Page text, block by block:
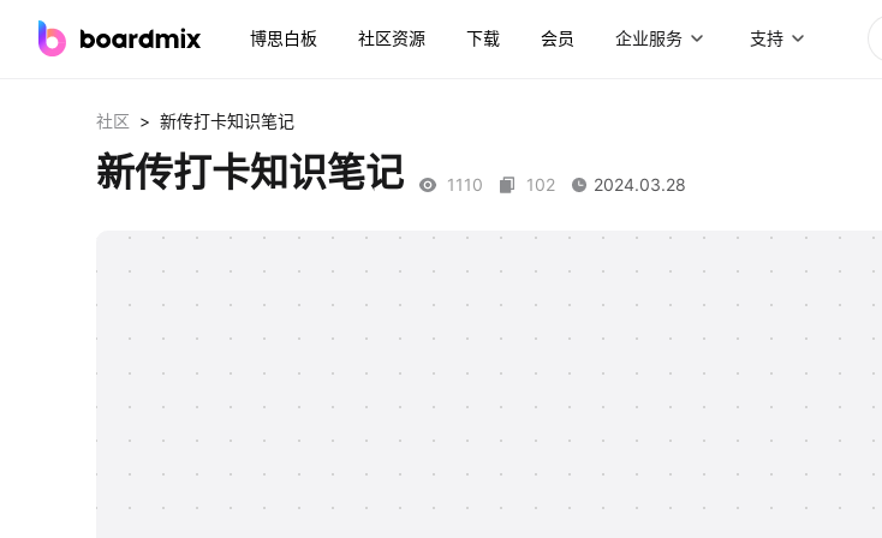
博思白板 社区资源 下载 会员 企业服务 支持
社区 > 新传打卡知识笔记
新传打卡知识笔记 1110 102 2024.03.28